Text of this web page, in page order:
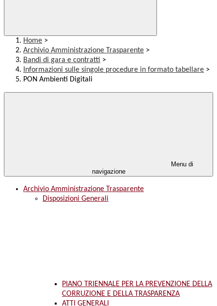
Home >
Archivio Amministrazione Trasparente >
Bandi di gara e contratti >
Informazioni sulle singole procedure in formato tabellare >
PON Ambienti Digitali
Menu di
navigazione
Archivio Amministrazione Trasparente
Disposizioni Generali
PIANO TRIENNALE PER LA PREVENZIONE DELLA
CORRUZIONE E DELLA TRASPARENZA
ATTI GENERALI